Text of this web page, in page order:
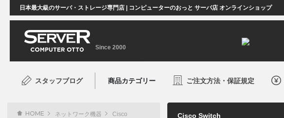
日本最大級のサーバ・ストレージ専門店 | コンピューターのおっと サーバ店 オンラインショップ
Since 2000
スタッフブログ 商品カテゴリー ご注文方法・保証規定
HOME ネットワーク機器
Cisco